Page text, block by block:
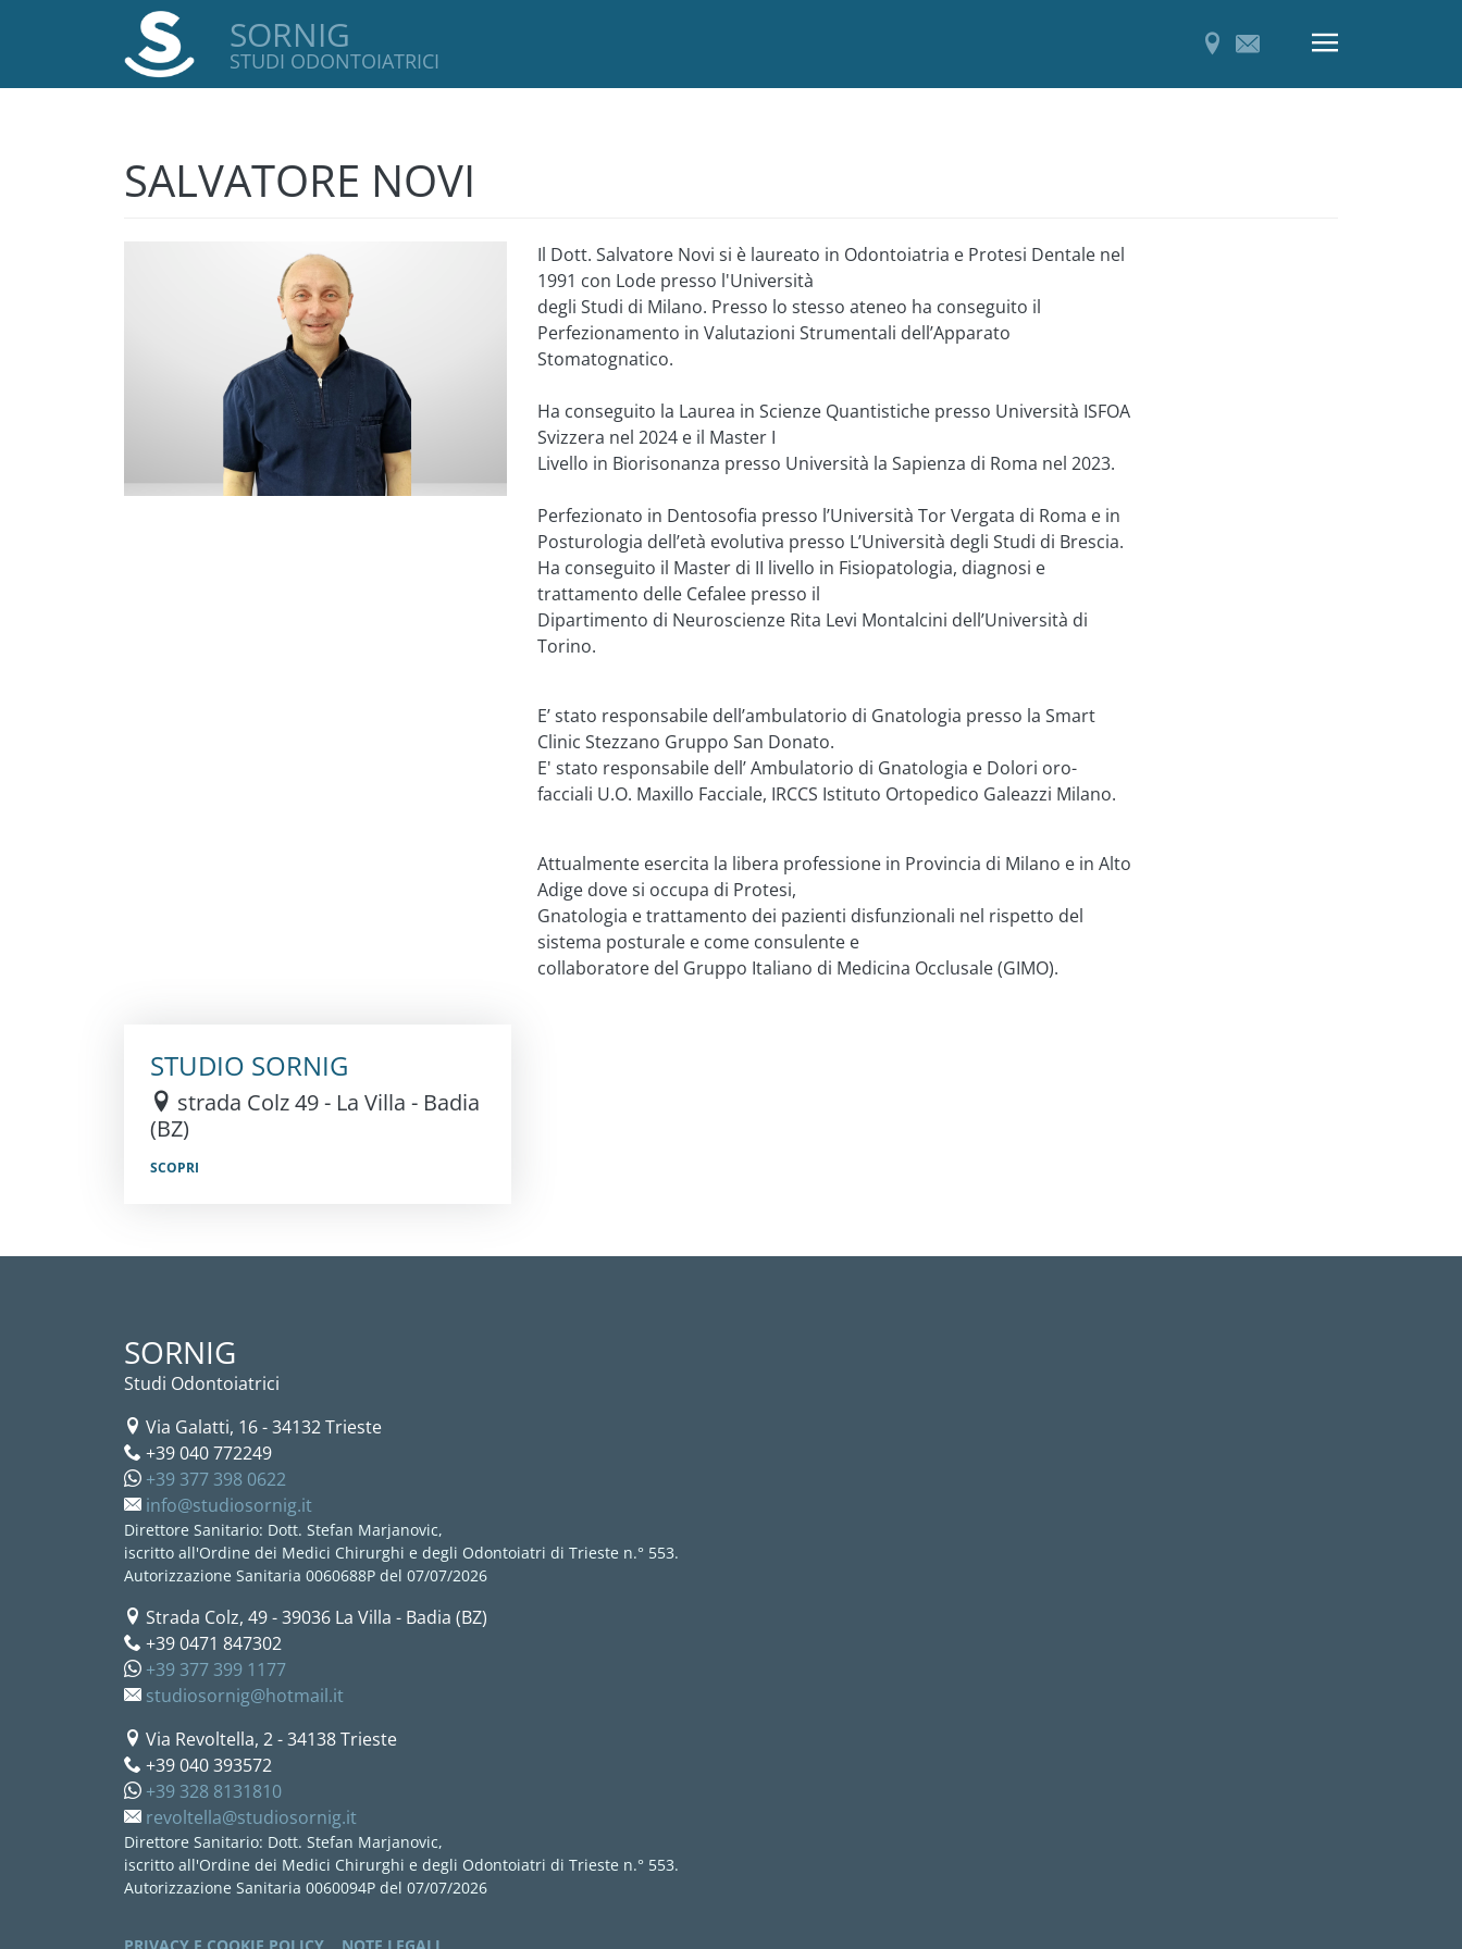
SORNIG
STUDI ODONTOIATRICI
SALVATORE NOVI
Il Dott. Salvatore Novi si è laureato in Odontoiatria e Protesi Dentale nel
1991 con Lode presso l'Università
degli Studi di Milano. Presso lo stesso ateneo ha conseguito il
Perfezionamento in Valutazioni Strumentali dell’Apparato
Stomatognatico.
Ha conseguito la Laurea in Scienze Quantistiche presso Università ISFOA
Svizzera nel 2024 e il Master I
Livello in Biorisonanza presso Università la Sapienza di Roma nel 2023.
Perfezionato in Dentosofia presso l’Università Tor Vergata di Roma e in
Posturologia dell’età evolutiva presso L’Università degli Studi di Brescia.
Ha conseguito il Master di II livello in Fisiopatologia, diagnosi e
trattamento delle Cefalee presso il
Dipartimento di Neuroscienze Rita Levi Montalcini dell’Università di
Torino.
E’ stato responsabile dell’ambulatorio di Gnatologia presso la Smart
Clinic Stezzano Gruppo San Donato.
E' stato responsabile dell’ Ambulatorio di Gnatologia e Dolori oro-
facciali U.O. Maxillo Facciale, IRCCS Istituto Ortopedico Galeazzi Milano.
Attualmente esercita la libera professione in Provincia di Milano e in Alto
Adige dove si occupa di Protesi,
Gnatologia e trattamento dei pazienti disfunzionali nel rispetto del
sistema posturale e come consulente e
collaboratore del Gruppo Italiano di Medicina Occlusale (GIMO).
STUDIO SORNIG
strada Colz 49 - La Villa - Badia
(BZ)
SCOPRI
SORNIG
Studi Odontoiatrici
Via Galatti, 16-34132Trieste
+39 040 772249
+39 377 398 0622
info@studiosornig.it
Direttore Sanitario: Dott. Stefan Marjanovic,
iscritto all'Ordine dei Medici Chirurghi e degli Odontoiatri di Trieste n.° 553.
Autorizzazione Sanitaria 0060688P del 07/07/2026
Strada Colz, 49-39036 La Villa - Badia (BZ)
+39 0471 847302
+39 377 399 1177
studiosornig@hotmail.it
Via Revoltella, 2-34138Trieste
+39 040 393572
+39 328 8131810
revoltella@studiosornig.it
Direttore Sanitario: Dott. Stefan Marjanovic,
iscritto all'Ordine dei Medici Chirurghi e degli Odontoiatri di Trieste n.° 553.
Autorizzazione Sanitaria 0060094P del 07/07/2026
PRIVACY E COOKIE POLICY NOTE LEGALI